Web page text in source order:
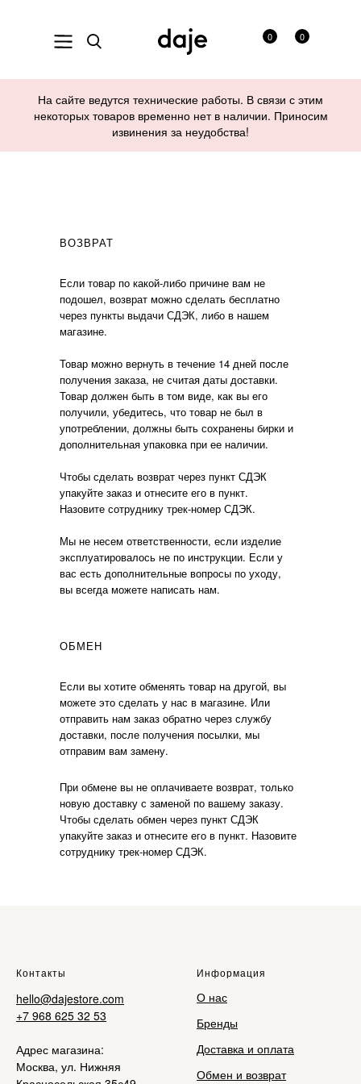
0
0
На сайте ведутся технические работы. В связи с этим
некоторых товаров временно нет в наличии. Приносим
извинения за неудобства!
ВОЗВРАТ
Если товар по какой-либо причине вам не
подошел, возврат можно сделать бесплатно
через пункты выдачи СДЭК, либо в нашем
магазине.
Товар можно вернуть в течение 14 дней после
получения заказа, не считая даты доставки.
Товар должен быть в том виде, как вы его
получили, убедитесь, что товар не был в
употреблении, должны быть сохранены бирки и
дополнительная упаковка при ее наличии.
Чтобы сделать возврат через пункт СДЭК
упакуйте заказ и отнесите его в пункт.
Назовите сотруднику трек-номер СДЭК.
Мы не несем ответственности, если изделие
эксплуатировалось не по инструкции. Если у
вас есть дополнительные вопросы по уходу,
вы всегда можете написать нам.
ОБМЕН
Если вы хотите обменять товар на другой, вы
можете это сделать у нас в магазине. Или
отправить нам заказ обратно через службу
доставки, после получения посылки, мы
отправим вам замену.
При обмене вы не оплачиваете возврат, только
новую доставку с заменой по вашему заказу.
Чтобы сделать обмен через пункт СДЭК
упакуйте заказ и отнесите его в пункт. Назовите
сотруднику трек-номер СДЭК.
Контакты
hello@dajestore.com
+7 968 625 32 53
Адрес магазина:
Москва, ул. Нижняя
Информация
О нас
Бренды
Доставка и оплата
Обмен и возврат